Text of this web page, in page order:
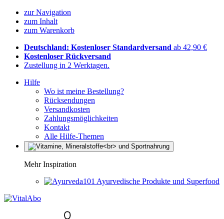
zur Navigation
zum Inhalt
zum Warenkorb
Deutschland: Kostenloser Standardversand ab 42,90 €
Kostenloser Rückversand
Zustellung in 2 Werktagen.
Hilfe
Wo ist meine Bestellung?
Rücksendungen
Versandkosten
Zahlungsmöglichkeiten
Kontakt
Alle Hilfe-Themen
Mehr Inspiration
Ayurvedische Produkte und Superfood